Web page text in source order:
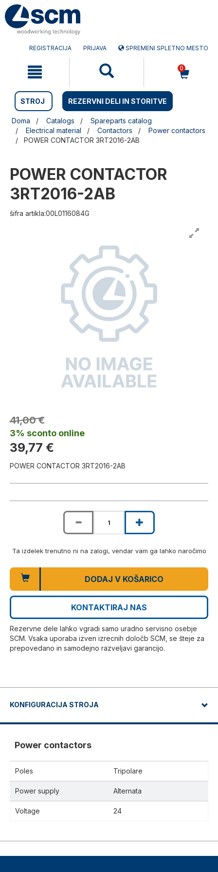
Preskočite
na
vsebino
Preskočite
na
navigacijski
REGISTRACIJA PRIJAVA SPREMENI SPLETNO MESTO
0
STROJ REZERVNI DELI IN STORITVE
Doma Catalogs
Spareparts catalog
Electrical material
Contactors
Power contactors
POWER CONTACTOR 3RT2016-2AB
POWER CONTACTOR
3RT2016-2AB
šifra artikla:00L0116084G
41,00 €
3% sconto online
39,77 €
POWER CONTACTOR 3RT2016-2AB
Ta izdelek trenutno ni na zalogi, vendar vam ga lahko naročimo
DODAJ V KOŠARICO
KONTAKTIRAJ NAS
Rezervne dele lahko vgradi samo uradno servisno osebje
SCM. Vsaka uporaba izven izrecnih določb SCM, se šteje za
prepovedano in samodejno razveljavi garancijo.
KONFIGURACIJA STROJA
Power contactors
Poles Tripolare
Power supply Alternata
Voltage 24